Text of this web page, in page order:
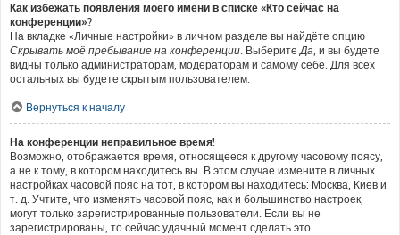
Как избежать появления моего имени в списке «Кто сейчас на
конференции»?
На вкладке «Личные настройки» в личном разделе вы найдёте опцию
Скрывать моё пребывание на конференции. ВыберитеДа, и вы будете
видны только администраторам, модераторам и самому себе. Для всех
остальных вы будете скрытым пользователем.
Вернуться к началу
На конференции неправильное время!
Возможно, отображается время, относящееся к другому часовому поясу,
а не к тому, в котором находитесь вы. В этом случае измените в личных
настройках часовой пояс на тот, в котором вы находитесь: Москва, Киев и
т. д. Учтите, что изменять часовой пояс, как и большинство настроек,
могут только зарегистрированные пользователи. Если вы не
зарегистрированы, то сейчас удачный момент сделать это.